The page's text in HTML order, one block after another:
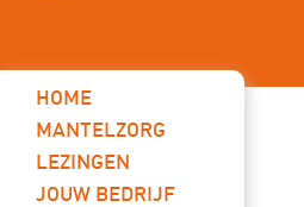
HOME
MANTELZORG
LEZINGEN
JOUW BEDRIJF
Nieuwste blog